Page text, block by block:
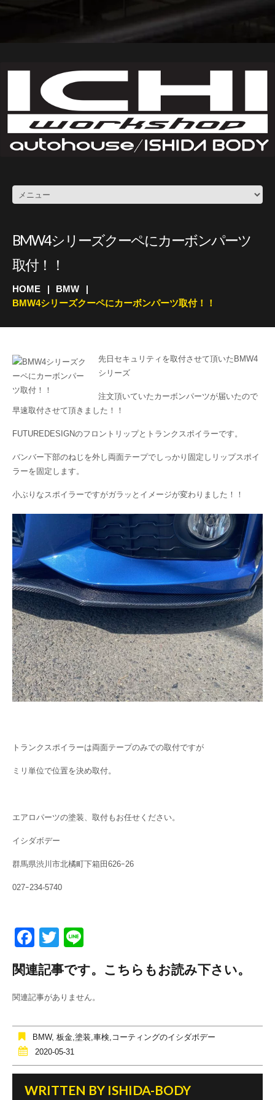
BMW4シリーズクーペにカーボンパーツ
取付！！
HOME
BMW
BMW4シリーズクーペにカーボンパーツ取付！！
先日セキュリティを取付させて頂いたBMW4
シリーズ
注文頂いていたカーボンパーツが届いたので
早速取付させて頂きました！！
FUTUREDESIGNのフロントリップとトランクスポイラーです。
バンバー下部のねじを外し両面テープでしっかり固定しリップスポイ
ラーを固定します。
小ぶりなスポイラーですがガラッとイメージが変わりました！！
トランクスポイラーは両面テープのみでの取付ですが
ミリ単位で位置を決め取付。
エアロパーツの塗装、取付もお任せください。
イシダボデー
群馬県渋川市北橘町下箱田626ｰ26
027ｰ234-5740
F
a
c
e
o
o
k
T
tt
er
e
関連記事です。こちらもお読み下さい。
関連記事がありません。
BMW, 板金,塗装,車検,コーティングのイシダボデー
2020-05-31
WRITTEN BY ISHIDA-BODY